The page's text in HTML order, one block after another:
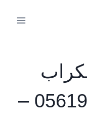
بالقطيف 0561914172 –